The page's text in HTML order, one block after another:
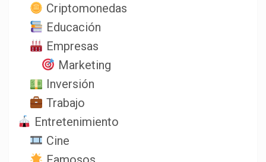
Criptomonedas
Educación
Empresas
Marketing
Inversión
Trabajo
Entretenimiento
Cine